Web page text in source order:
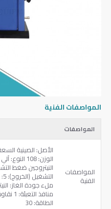
المواصفات الفنية
المواصفات
المواصفات
الفنية ملء جودة الغاز:
الطاقة: 30